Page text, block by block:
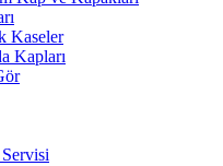
Kaseler
Kapları